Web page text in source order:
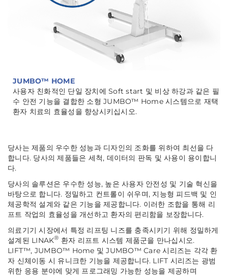
JUMBO™ HOME
사용자 친화적인 단일 장치에 Soft start 및 비상 하강과 같은 필
수 안전 기능을 결합한 소형 JUMBO™ Home 시스템으로 재택
환자 치료의 효율성을 향상시키십시오.
당사는 제품의 우수한 성능과 디자인의 조화를 위하여 최선을 다
합니다. 당사의 제품들은 세척, 데이터의 판독 및 사용이 용이합니
다.
당사의 솔루션은 우수한 성능, 높은 사용자 안전성 및 기술 혁신을
바탕으로 합니다. 정밀하고 컨트롤이 쉬우며, 지능형 피드백 및 인
체공학적 설계와 같은 기능을 제공합니다. 이러한 조합을 통해 리
프트 작업의 효율성을 개선하고 환자의 편리함을 보장합니다.
의료기기 시장에서 특정 리프팅 니즈를 충족시키기 위해 정밀하게
설계된 LINAK® 환자 리프트 시스템 제품군을 만나십시오.
LIFT™, JUMBO™ Home 및 JUMBO™ Care 시리즈는 각각 환
자 신체이동 시 유니크한 기능을 제공합니다. LIFT 시리즈는 광범
위한 응용 분야에 맞게 프로그래밍 가능한 성능을 제공하며